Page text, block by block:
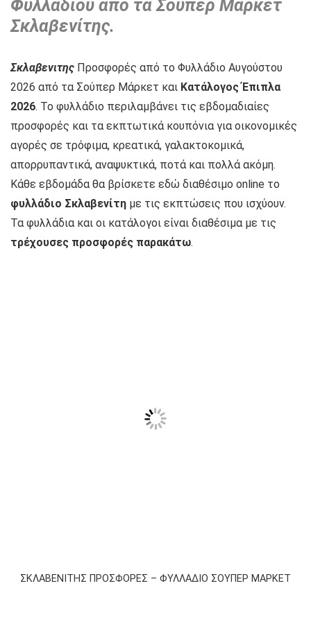
Φυλλαδίου από τα Σούπερ Μάρκετ
Σκλαβενίτης.
Σκλαβενιτης Προσφορές από το Φυλλάδιο Αυγούστου
2026 από τα Σούπερ Μάρκετ και Κατάλογος Έπιπλα
2026. Το φυλλάδιο περιλαμβάνει τις εβδομαδιαίες
προσφορές και τα εκπτωτικά κουπόνια για οικονομικές
αγορές σε τρόφιμα, κρεατικά, γαλακτοκομικά,
απορρυπαντικά, αναψυκτικά, ποτά και πολλά ακόμη.
Κάθε εβδομάδα θα βρίσκετε εδώ διαθέσιμο online το
φυλλάδιο Σκλαβενίτη με τις εκπτώσεις που ισχύουν.
Τα φυλλάδια και οι κατάλογοι είναι διαθέσιμα με τις
τρέχουσες προσφορές παρακάτω.
ΣΚΛΑΒΕΝΙΤΗΣ ΠΡΟΣΦΟΡΕΣ – ΦΥΛΛΑΔΙΟ ΣΟΥΠΕΡ ΜΑΡΚΕΤ